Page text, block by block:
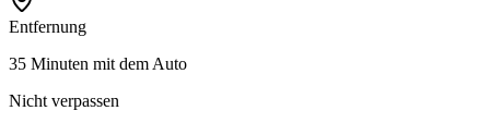
Entfernung
35 Minuten mit dem Auto
Nicht verpassen